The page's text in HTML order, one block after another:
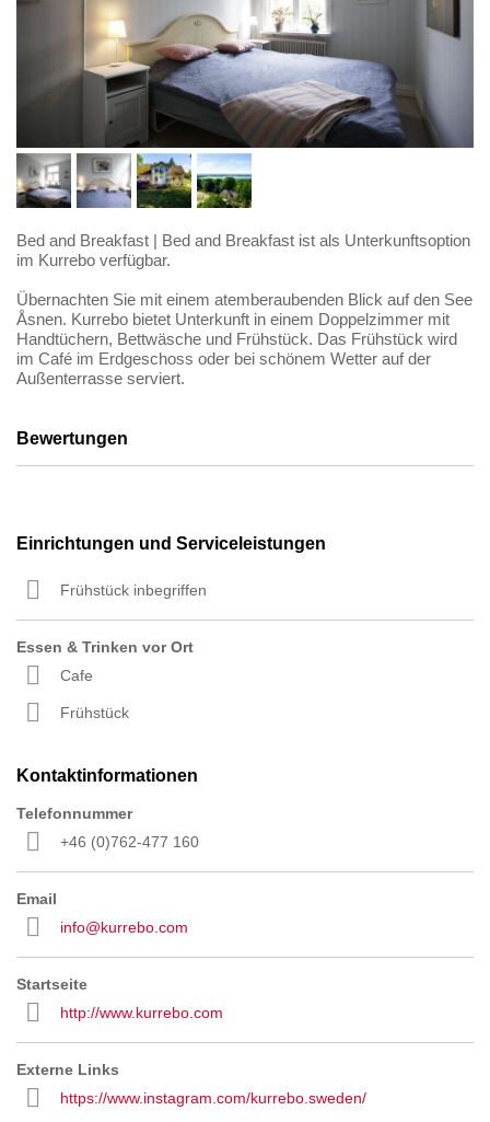
Bed and Breakfast | Bed and Breakfast ist als Unterkunftsoption
im Kurrebo verfügbar.
Übernachten Sie mit einem atemberaubenden Blick auf den See
Åsnen. Kurrebo bietet Unterkunft in einem Doppelzimmer mit
Handtüchern, Bettwäsche und Frühstück. Das Frühstück wird
im Café im Erdgeschoss oder bei schönem Wetter auf der
Außenterrasse serviert.
Bewertungen
Einrichtungen und Serviceleistungen
Frühstück inbegriffen
Essen & Trinken vor Ort
Cafe
Frühstück
Kontaktinformationen
Telefonnummer
+46 (0)762-477 160
Email
info@kurrebo.com
Startseite
http://www.kurrebo.com
Externe Links
https://www.instagram.com/kurrebo.sweden/